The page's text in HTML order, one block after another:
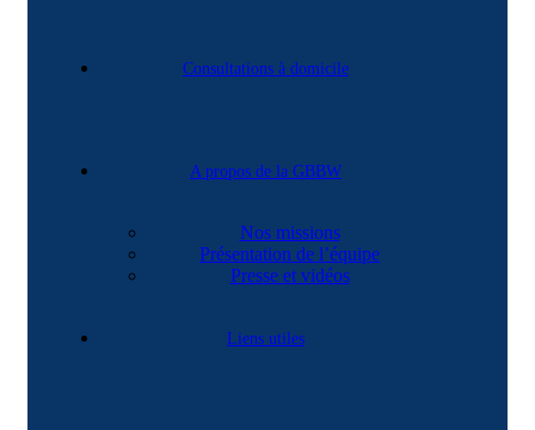
Consultations à domicile
A propos de la GBBW
Nos missions
Présentation de l’équipe
Presse et vidéos
Liens utiles